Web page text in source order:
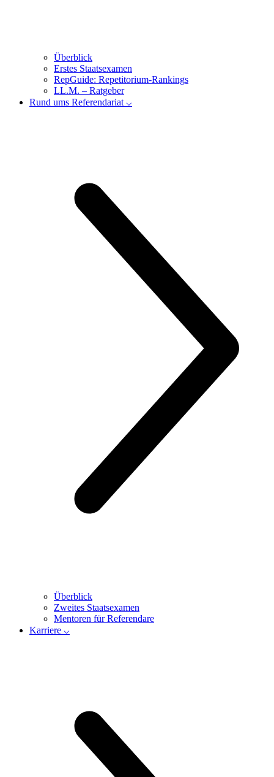
Überblick
Erstes Staatsexamen
RepGuide: Repetitorium-Rankings
LL.M. – Ratgeber
Rund ums Referendariat ⌵
Überblick
Zweites Staatsexamen
Mentoren für Referendare
Karriere ⌵